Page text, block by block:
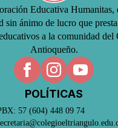
Educativa Humanitas,
sin ánimo de lucro que
a la comunidad del
Antioqueño.
POLÍTICAS
57 (604) 448 09 74